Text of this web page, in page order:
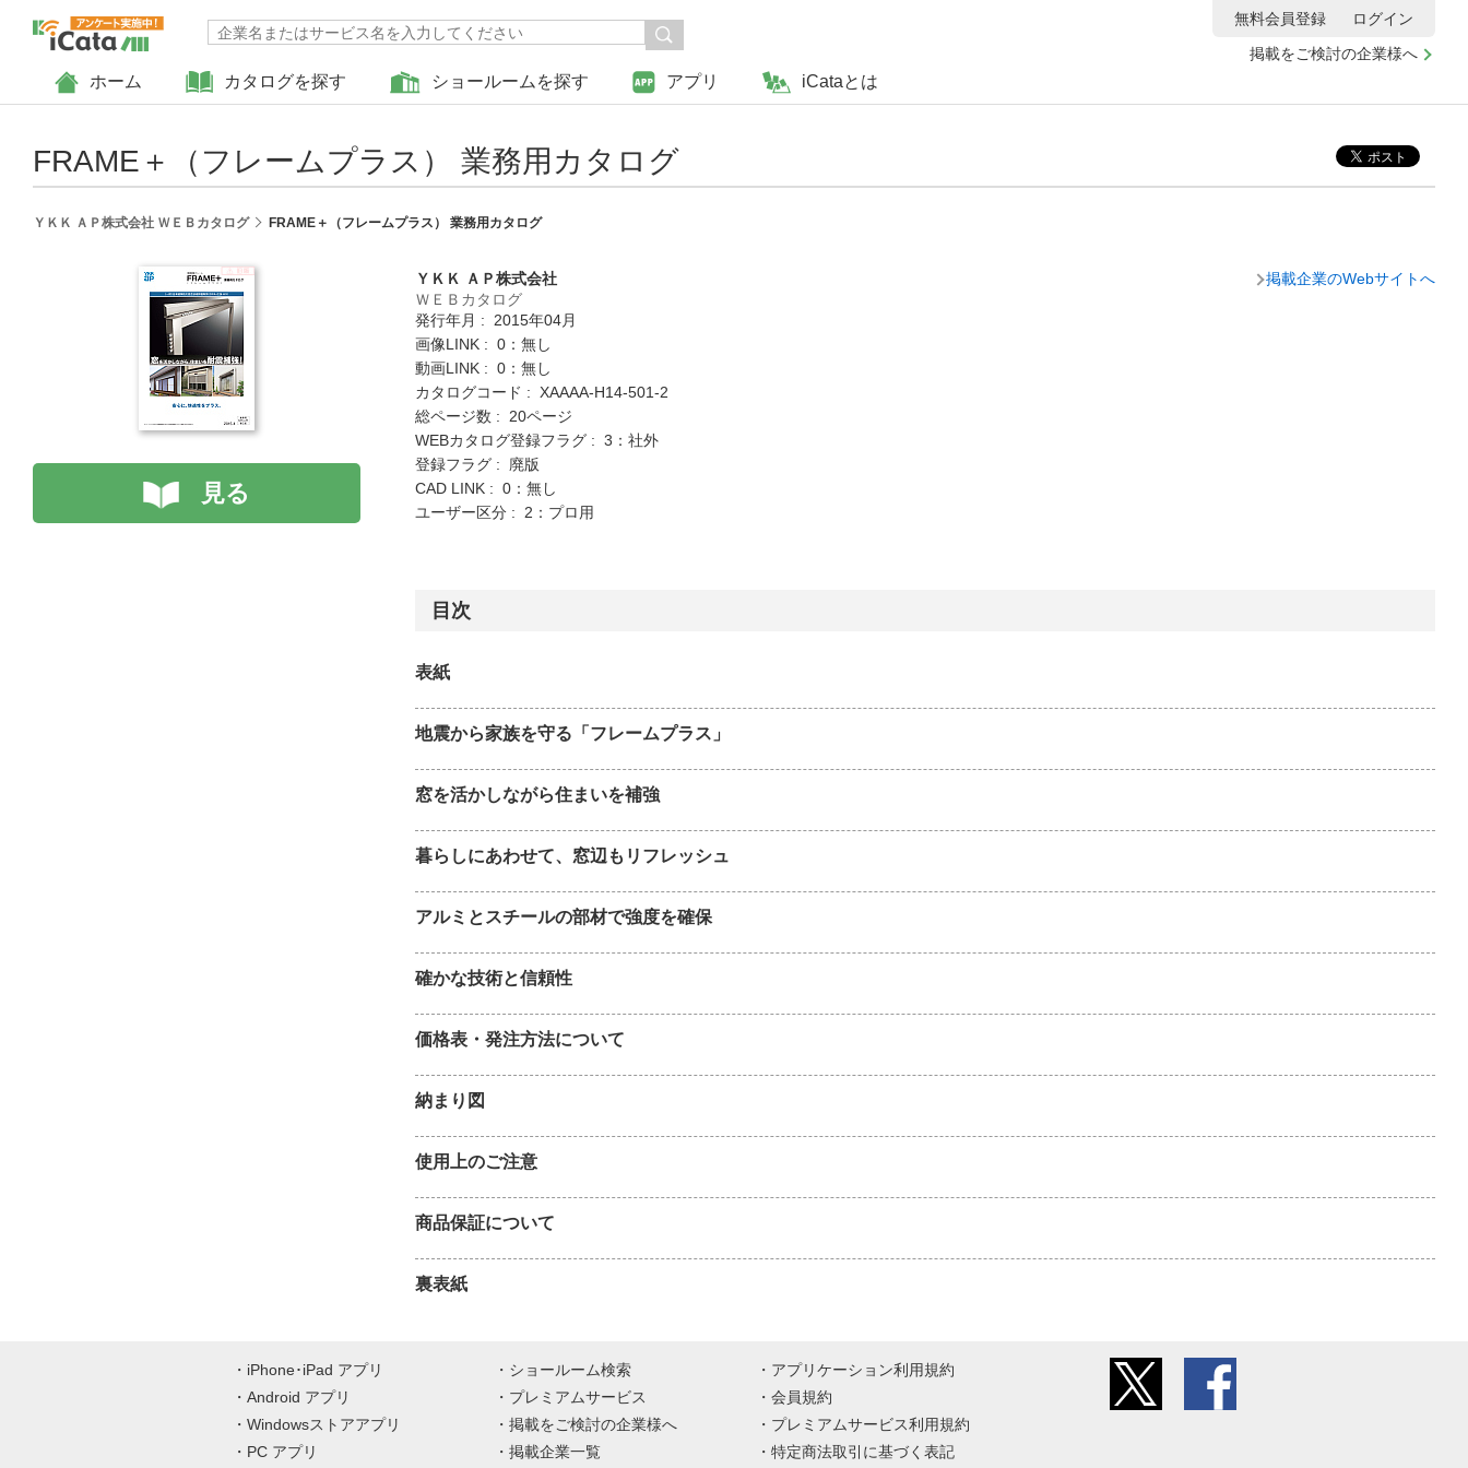
ホーム カタログを探す ショールームを探す アプリ iCataとは
掲載をご検討の企業様へ
無料会員登録 ログイン
FRAME＋（フレームプラス） 業務用カタログ
ＹＫＫ ＡＰ株式会社 ＷＥＢカタログ FRAME＋（フレームプラス） 業務用カタログ
見る
ＹＫＫ ＡＰ株式会社
ＷＥＢカタログ
発行年月 : 2015年04月
画像LINK : 0：無し
動画LINK : 0：無し
カタログコード : XAAAA-H14-501-2
総ページ数 : 20ページ
WEBカタログ登録フラグ : 3：社外
登録フラグ : 廃版
CAD LINK : 0：無し
ユーザー区分 : 2：プロ用
掲載企業のWebサイトへ
目次
表紙
地震から家族を守る「フレームプラス」
窓を活かしながら住まいを補強
暮らしにあわせて、窓辺もリフレッシュ
アルミとスチールの部材で強度を確保
確かな技術と信頼性
価格表・発注方法について
納まり図
使用上のご注意
商品保証について
裏表紙
iPhone･iPad アプリ
Android アプリ
Windowsストアアプリ
PC アプリ
ショールーム検索
プレミアムサービス
掲載をご検討の企業様へ
掲載企業一覧
アプリケーション利用規約
会員規約
プレミアムサービス利用規約
特定商法取引に基づく表記